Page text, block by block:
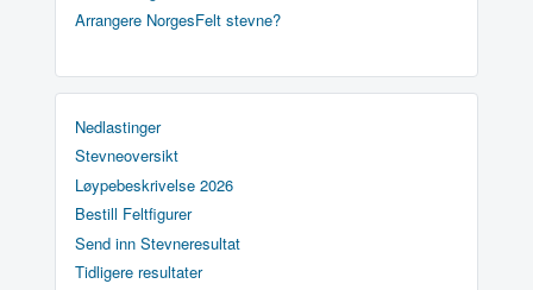
Arrangere NorgesFelt stevne?
Nedlastinger
Stevneoversikt
Løypebeskrivelse 2026
Bestill Feltfigurer
Send inn Stevneresultat
Tidligere resultater